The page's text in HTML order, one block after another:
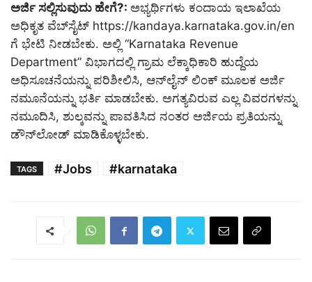
ಅರ್ಜಿ ಸಲ್ಲಿಸುವುದು ಹೇಗೆ?: ಅಭ್ಯರ್ಥಿಗಳು ಕಂದಾಯ ಇಲಾಖೆಯ
ಅಧಿಕೃತ ವೆಬ್‌ಸೈಟ್ https://kandaya.karnataka.gov.in/en
ಗೆ ಭೇಟಿ ನೀಡಬೇಕು. ಅಲ್ಲಿ “Karnataka Revenue
Department” ವಿಭಾಗದಲ್ಲಿ ಗ್ರಾಮ ಲೆಕ್ಕಾಧಿಕಾರಿ ಹುದ್ದೆಯ
ಅಧಿಸೂಚನೆಯನ್ನು ಪರಿಶೀಲಿಸಿ, ಆನ್‌ಲೈನ್ ಲಿಂಕ್ ಮೂಲಕ ಅರ್ಜಿ
ನಮೂನೆಯನ್ನು ಭರ್ತಿ ಮಾಡಬೇಕು. ಅಗತ್ಯವಿರುವ ಎಲ್ಲ ವಿವರಗಳನ್ನು
ನಮೂದಿಸಿ, ಶುಲ್ಕವನ್ನು ಪಾವತಿಸಿದ ನಂತರ ಅರ್ಜಿಯ ಪ್ರತಿಯನ್ನು
ಡೌನ್‌ಲೋಡ್ ಮಾಡಿಕೊಳ್ಳಬೇಕು.
TAGS #Jobs #karnataka